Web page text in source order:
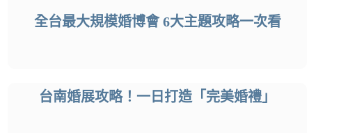
全台最大規模婚博會 6大主題攻略一次看
台南婚展攻略！一日打造「完美婚禮」